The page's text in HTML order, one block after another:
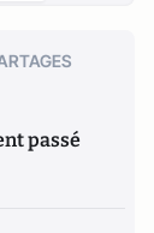
passé